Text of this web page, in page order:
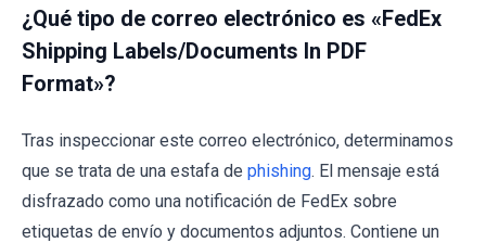
¿Qué tipo de correo electrónico es «FedEx
Shipping Labels/Documents In PDF
Format»?
Tras inspeccionar este correo electrónico, determinamos
que se trata de una estafa de phishing. El mensaje está
disfrazado como una notificación de FedEx sobre
etiquetas de envío y documentos adjuntos. Contiene un